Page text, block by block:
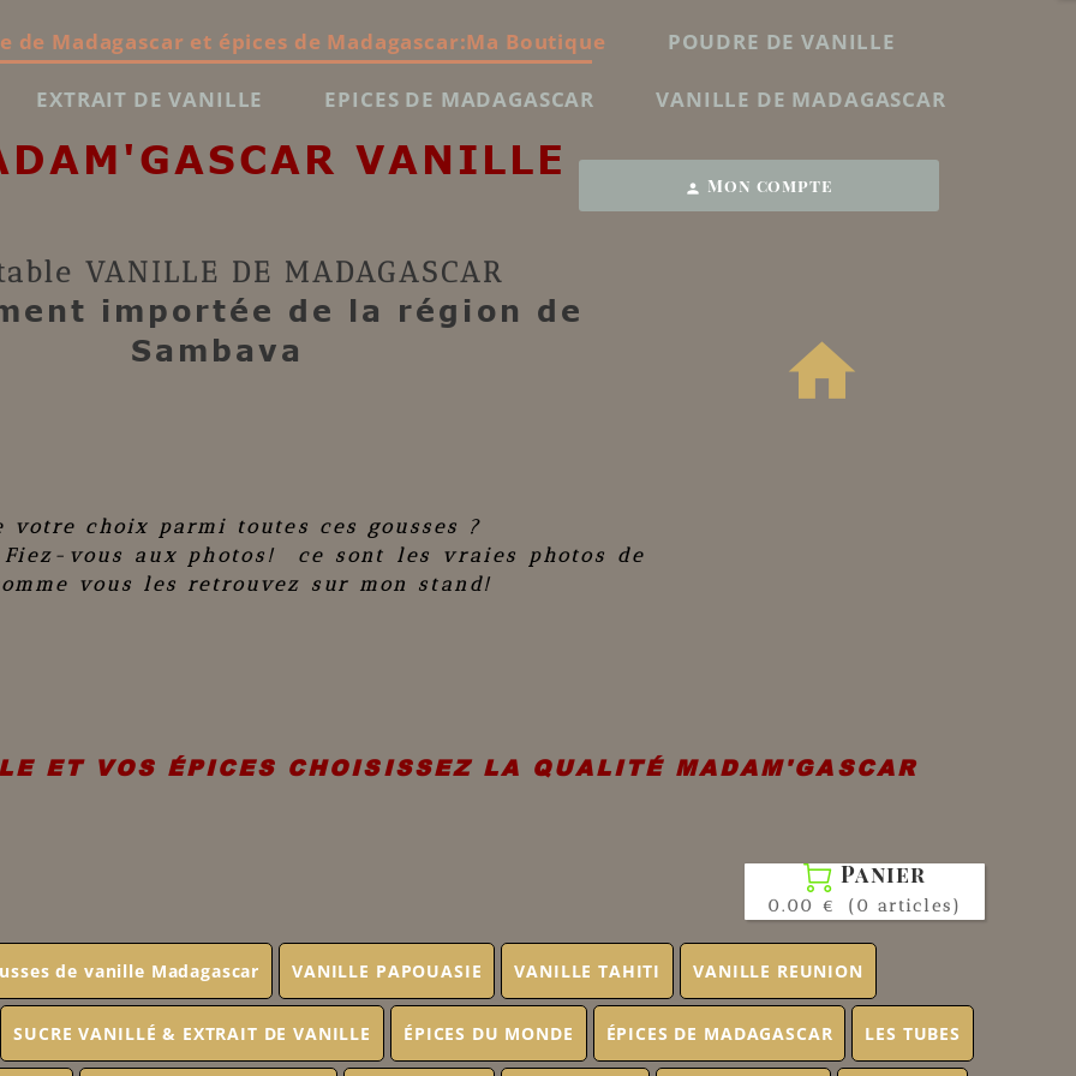
VANILLE
de Madagascar et épices de Madagascar:Ma Boutique POUDRE DE VANILLE
EXTRAIT DE VANILLE EPICES DE MADAGASCAR VANILLE DE MADAGASCAR
person Mon compte
VANILLE DE MADAGASCAR
importée de la région de
Sambava
home
votre choix parmi toutes ces gousses ?
vous aux photos! ce sont les vraies photos de
vous les retrouvez sur mon stand!
ET VOS ÉPICES CHOISISSEZ LA QUALITÉ MADAM'GASCAR
 Panier
0.00 € (0 articles)
de vanille Madagascar VANILLE PAPOUASIE VANILLE TAHITI VANILLE REUNION
SUCRE VANILLÉ & EXTRAIT DE VANILLE ÉPICES DU MONDE ÉPICES DE MADAGASCAR LES TUBES